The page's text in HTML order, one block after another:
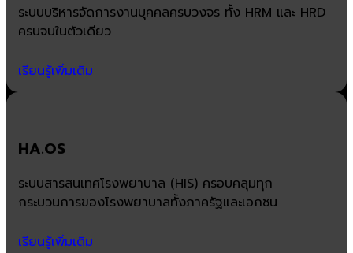
ระบบบริหารจัดการงานบุคคลครบวงจร ทั้ง HRM และ HRD
ครบจบในตัวเดียว
เรียนรู้เพิ่มเติม
HA.OS
ระบบสารสนเทศโรงพยาบาล (HIS) ครอบคลุมทุก
กระบวนการของโรงพยาบาลทั้งภาครัฐและเอกชน
เรียนรู้เพิ่มเติม